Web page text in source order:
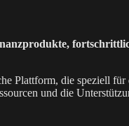
Plattform, die speziell
und die